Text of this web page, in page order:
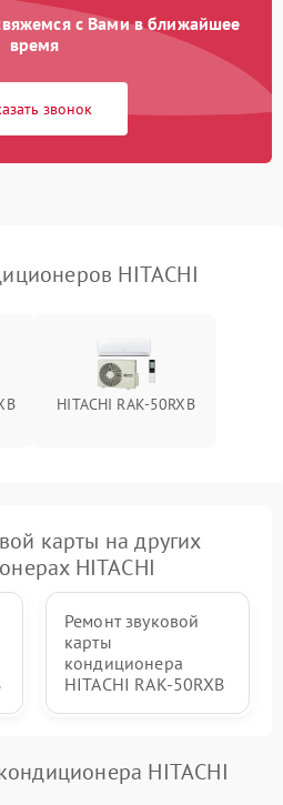
1500 ₽ Подробнее →
1000 ₽ Подробнее →
с Вами в ближайшее
время
звонок
HITACHI
HITACHI RAK-50RXB
карты на других
HITACHI
Ремонт звуковой
карты
кондиционера
HITACHI RAK-50RXB
HITACHI